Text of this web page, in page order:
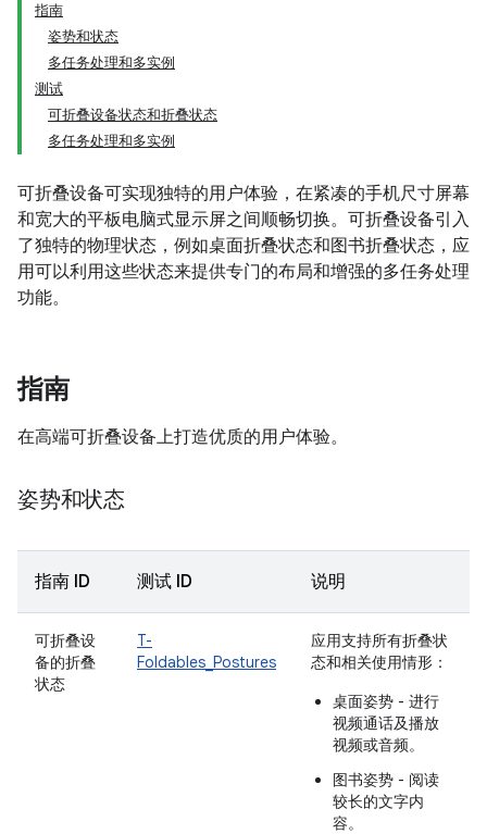
指南
姿势和状态
多任务处理和多实例
测试
可折叠设备状态和折叠状态
多任务处理和多实例
可折叠设备可实现独特的用户体验，在紧凑的手机尺寸屏幕
和宽大的平板电脑式显示屏之间顺畅切换。可折叠设备引入
了独特的物理状态，例如桌面折叠状态和图书折叠状态，应
用可以利用这些状态来提供专门的布局和增强的多任务处理
功能。
指南
在高端可折叠设备上打造优质的用户体验。
姿势和状态
指南 ID 测试 ID 说明
可折叠设
备的折叠
状态
T-
Foldables_Postures
应用支持所有折叠状
态和相关使用情形：
桌面姿势 - 进行
视频通话及播放
视频或音频。
图书姿势 - 阅读
较长的文字内
容。